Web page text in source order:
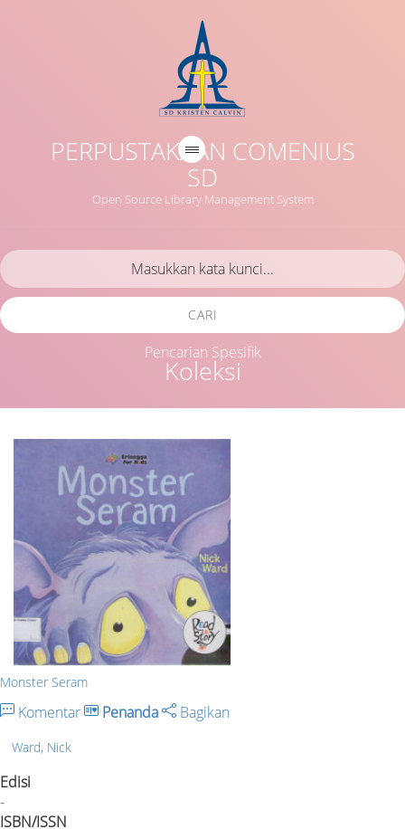
PERPUSTAKAAN COMENIUS
SD
Open Source Library Management System
Koleksi
CARI
Pencarian Spesifik
Monster Seram
Komentar Penanda Bagikan
Ward, Nick
Edisi
-
ISBN/ISSN